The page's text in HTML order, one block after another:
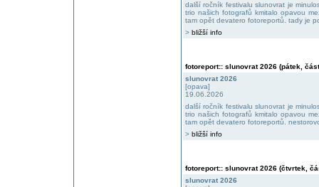
další ročník festivalu slunovrat je
trio našich fotografů kmitalo opavou
tam opět devatero fotoreportů. tady je
> bližší info
fotoreport:: slunovrat 2026 (pátek,
slunovrat 2026
[opava]
19.06.2026
další ročník festivalu slunovrat je
trio našich fotografů kmitalo opavou
tam opět devatero fotoreportů.
> bližší info
fotoreport:: slunovrat 2026 (čtvrtek,
slunovrat 2026